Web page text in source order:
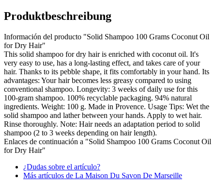
Produktbeschreibung
Información del producto "Solid Shampoo 100 Grams Coconut Oil
for Dry Hair"
This solid shampoo for dry hair is enriched with coconut oil. It's
very easy to use, has a long-lasting effect, and takes care of your
hair. Thanks to its pebble shape, it fits comfortably in your hand. Its
advantages: Your hair becomes less greasy compared to using
conventional shampoo. Longevity: 3 weeks of daily use for this
100-gram shampoo. 100% recyclable packaging. 94% natural
ingredients. Weight: 100 g. Made in Provence. Usage Tips: Wet the
solid shampoo and lather between your hands. Apply to wet hair.
Rinse thoroughly. Note: Hair needs an adaptation period to solid
shampoo (2 to 3 weeks depending on hair length).
Enlaces de continuación a "Solid Shampoo 100 Grams Coconut Oil
for Dry Hair"
¿Dudas sobre el artículo?
Más artículos de La Maison Du Savon De Marseille